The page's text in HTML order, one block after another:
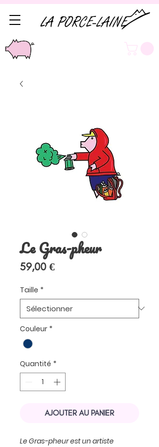
Le Gras-pheur
59,00 €Prix
Taille *
Couleur *
Quantité *
AJOUTER AU PANIER
Le Gras-pheur est un artiste